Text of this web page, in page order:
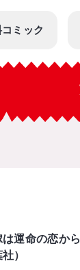
ミック
運命の恋か
）